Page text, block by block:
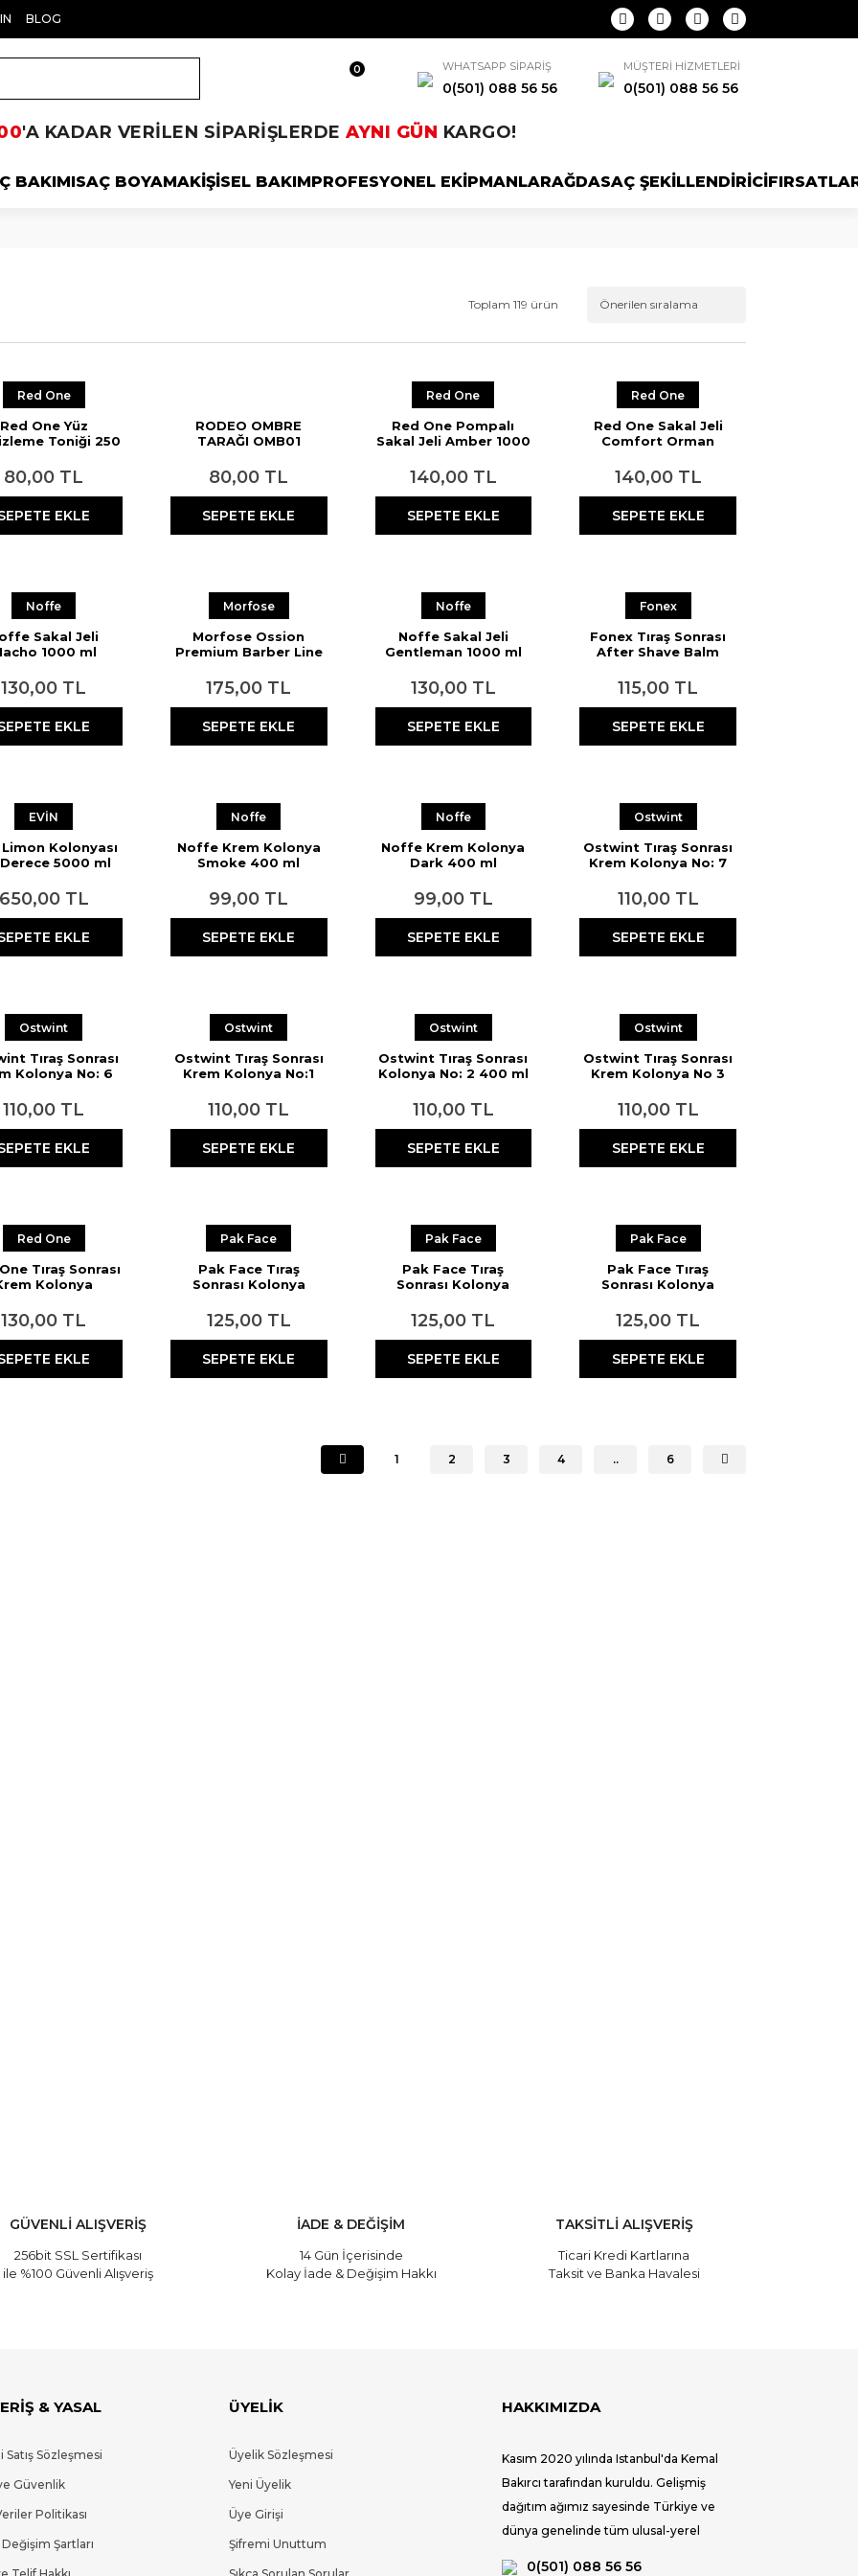
BLOG
0 WHATSAPP SİPARİŞ
0(501) 088 56 56
MÜŞTERİ HİZMETLERİ
0(501) 088 56 56
'A KADAR VERİLEN SİPARİŞLERDEAYNI GÜN KARGO!
BAKIMISAÇ BOYAMAKİŞİSEL BAKIMPROFESYONEL EKİPMANLARAĞDASAÇ ŞEKİLLENDİRİCİ
Toplam 119 ürün
Red One
Red One Yüz
Toniği 250
80,00 TL
EKLE
RODEO OMBRE
TARAĞI OMB01
80,00 TL
SEPETE EKLE
Red One
Red One Pompalı
Sakal Jeli Amber 1000
140,00 TL
SEPETE EKLE
Red One
Red One Sakal Jeli
Comfort Orman
140,00 TL
SEPETE EKLE
Noffe
Sakal Jeli
1000 ml
130,00 TL
EKLE
Morfose
Morfose Ossion
Premium Barber Line
175,00 TL
SEPETE EKLE
Noffe
Noffe Sakal Jeli
Gentleman 1000 ml
130,00 TL
SEPETE EKLE
Fonex
Fonex Tıraş Sonrası
After Shave Balm
115,00 TL
SEPETE EKLE
EVİN
Limon Kolonyası
5000 ml
650,00 TL
EKLE
Noffe
Noffe Krem Kolonya
Smoke 400 ml
99,00 TL
SEPETE EKLE
Noffe
Noffe Krem Kolonya
Dark 400 ml
99,00 TL
SEPETE EKLE
Ostwint
Ostwint Tıraş Sonrası
Krem Kolonya No: 7
110,00 TL
SEPETE EKLE
Ostwint
Tıraş Sonrası
Kolonya No: 6
110,00 TL
EKLE
Ostwint
Ostwint Tıraş Sonrası
Krem Kolonya No:1
110,00 TL
SEPETE EKLE
Ostwint
Ostwint Tıraş Sonrası
Kolonya No: 2 400 ml
110,00 TL
SEPETE EKLE
Ostwint
Ostwint Tıraş Sonrası
Krem Kolonya No 3
110,00 TL
SEPETE EKLE
Red One
Tıraş Sonrası
Kolonya
400 ml
130,00 TL
EKLE
Pak Face
Pak Face Tıraş
Sonrası Kolonya
125,00 TL
SEPETE EKLE
Pak Face
Pak Face Tıraş
Sonrası Kolonya
125,00 TL
SEPETE EKLE
Pak Face
Pak Face Tıraş
Sonrası Kolonya
125,00 TL
SEPETE EKLE
1 2 3 4 .. 6
GÜVENLİ ALIŞVERİŞ
256bit SSL Sertifikası
ile %100 Güvenli Alışveriş
İADE & DEĞİŞİM
14 Gün İçerisinde
Kolay İade & Değişim Hakkı
TAKSİTLİ ALIŞVERİŞ
Ticari Kredi Kartlarına
Taksit ve Banka Havalesi
& YASAL
Satış Sözleşmesi
Güvenlik
Politikası
Şartları
ÜYELİK
Üyelik Sözleşmesi
Yeni Üyelik
Üye Girişi
Şifremi Unuttum
HAKKIMIZDA
Kasım 2020 yılında Istanbul'da Kemal
Bakırcı tarafından kuruldu. Gelişmiş
dağıtım ağımız sayesinde Türkiye ve
dünya genelinde tüm ulusal-yerel
0(501) 088 56 56